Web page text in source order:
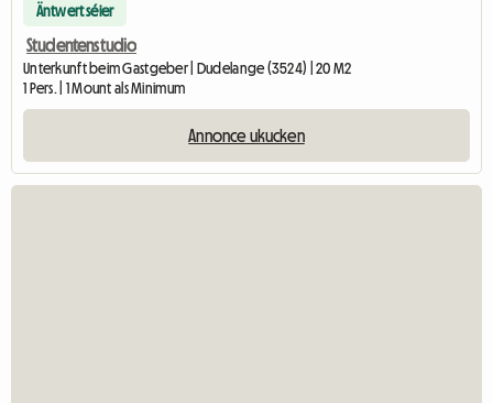
Äntwert séier
Studentenstudio
Unterkunft beim Gastgeber | Dudelange (3524) | 20 M2
1 Pers. | 1 Mount als Minimum
Annonce ukucken